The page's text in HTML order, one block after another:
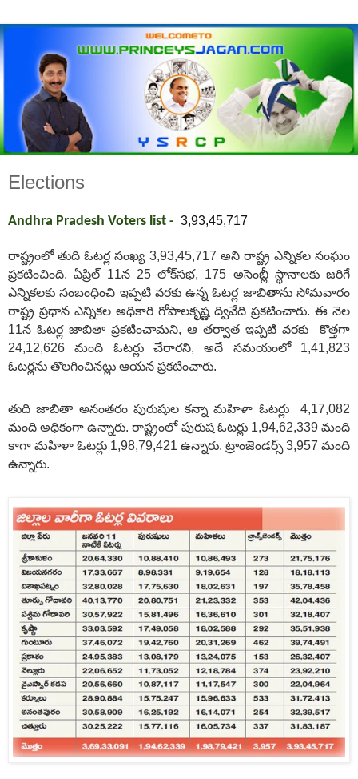
Elections
Andhra Pradesh Voters list - 3,93,45,717
రాష్ట్రంలో తుది ఓటర్ల సంఖ్య 3,93,45,717 అని రాష్ట్ర ఎన్నికల సంఘం
ప్రకటించింది. ఏప్రిల్‌ 11న 25 లోక్‌సభ, 175 అసెంబ్లీ స్థానాలకు జరిగే
ఎన్నికలకు సంబంధించి ఇప్పటి వరకు ఉన్న ఓటర్ల జాబితాను సోమవారం
రాష్ట్ర ప్రధాన ఎన్నికల అధికారి గోపాలకృష్ణ ద్వివేది ప్రకటించారు. ఈ నెల
11న ఓటర్ల జాబితా ప్రకటించామని, ఆ తర్వాత ఇప్పటి వరకు కొత్తగా
24,12,626 మంది ఓటర్లు చేరారని, అదే సమయంలో 1,41,823
ఓటర్లను తొలగించినట్లు ఆయన ప్రకటించారు.
తుది జాబితా అనంతరం పురుషుల కన్నా మహిళా ఓటర్లు 4,17,082
మంది అధికంగా ఉన్నారు. రాష్ట్రంలో పురుష ఓటర్లు 1,94,62,339 మంది
కాగా మహిళా ఓటర్లు 1,98,79,421 ఉన్నారు. ట్రాంజెండర్స్‌ 3,957 మంది
ఉన్నారు.